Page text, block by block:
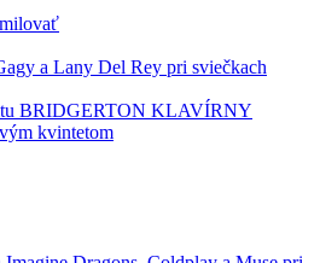
a Lany Del Rey pri sviečkach
BRIDGERTON KLAVÍRNY
kvintetom